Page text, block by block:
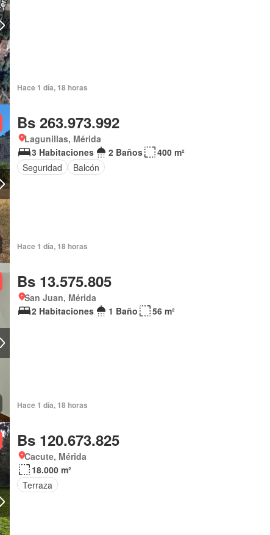
Hace 1 día, 18 horas
Bs 263.973.992
Lagunillas, Mérida
3 Habitaciones
2 Baños
400 m²
Seguridad
Balcón
Hace 1 día, 18 horas
Bs 13.575.805
San Juan, Mérida
2 Habitaciones
1 Baño 56 m²
Hace 1 día, 18 horas
Bs 120.673.825
Cacute, Mérida
18.000 m²
Terraza